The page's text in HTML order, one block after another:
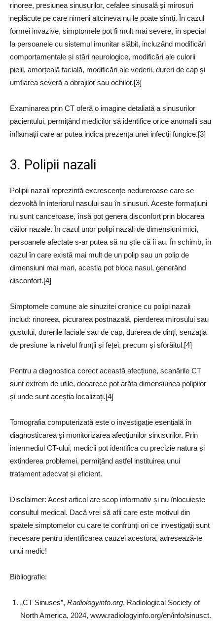
rinoree, presiunea sinusurilor, cefalee sinusală și mirosuri
neplăcute pe care nimeni altcineva nu le poate simți. În cazul
formei invazive, simptomele pot fi mult mai severe, în special
la persoanele cu sistemul imunitar slăbit, incluzând modificări
comportamentale și stări neurologice, modificări ale culorii
pielii, amorțeală facială, modificări ale vederii, dureri de cap și
umflarea severă a obrajilor sau ochilor.[3]
Examinarea prin CT oferă o imagine detaliată a sinusurilor
pacientului, permițând medicilor să identifice orice anomalii sau
inflamații care ar putea indica prezența unei infecții fungice.[3]
3. Polipii nazali
Polipii nazali reprezintă excrescențe nedureroase care se
dezvoltă în interiorul nasului sau în sinusuri. Aceste formațiuni
nu sunt canceroase, însă pot genera disconfort prin blocarea
căilor nazale. În cazul unor polipi nazali de dimensiuni mici,
persoanele afectate s-ar putea să nu știe că îi au. În schimb, în
cazul în care există mai mult de un polip sau un polip de
dimensiuni mai mari, aceștia pot bloca nasul, generând
disconfort.[4]
Simptomele comune ale sinuzitei cronice cu polipi nazali
includ: rinoreea, picurarea postnazală, pierderea mirosului sau
gustului, durerile faciale sau de cap, durerea de dinți, senzația
de presiune la nivelul frunții și feței, precum și sforăitul.[4]
Pentru a diagnostica corect această afecțiune, scanările CT
sunt extrem de utile, deoarece pot arăta dimensiunea polipilor
și unde sunt aceștia localizați.[4]
Tomografia computerizată este o investigație esențială în
diagnosticarea și monitorizarea afecțiunilor sinusurilor. Prin
intermediul CT-ului, medicii pot identifica cu precizie natura și
extinderea problemei, permițând astfel instituirea unui
tratament adecvat și eficient.
Disclaimer: Acest articol are scop informativ și nu înlocuiește
consultul medical. Dacă vrei să afli care este motivul din
spatele simptomelor cu care te confrunți ori ce investigații sunt
necesare pentru identificarea cauzei acestora, adresează-te
unui medic!
Bibliografie:
„CT Sinuses”, Radiologyinfo.org, Radiological Society of
North America, 2024, www.radiologyinfo.org/en/info/sinusct.